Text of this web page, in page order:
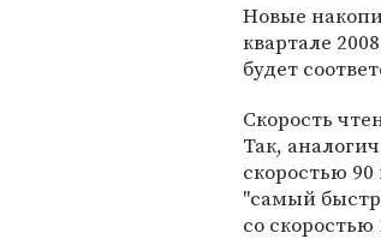
Новые
квартале
будет
Скорость
Так,
скоростью
"самый
со скоростью